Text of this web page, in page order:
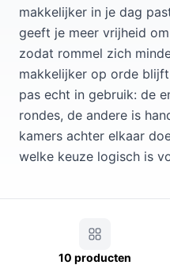
makkelijker in je dag
geeft je meer vrijheid
zodat rommel zich
makkelijker op orde
pas echt in gebruik: de
rondes, de andere is
kamers achter elkaar
welke keuze logisch is
10 producten